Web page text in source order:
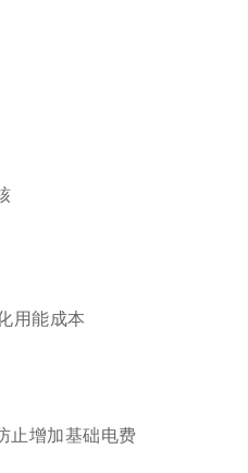
用能成本
止增加基础电费